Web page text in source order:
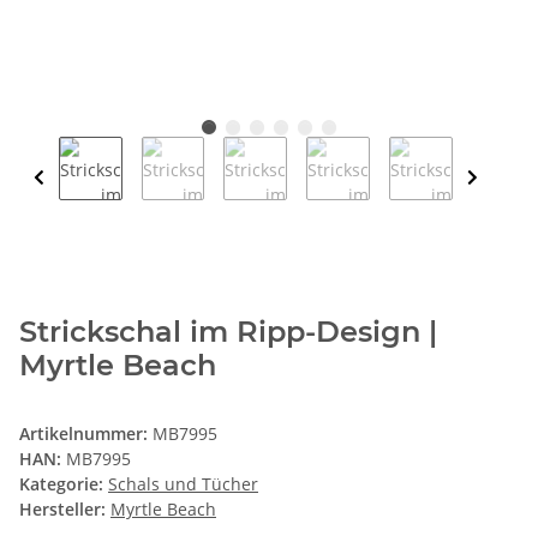
Strickschal im Ripp-Design |
Myrtle Beach
Artikelnummer: MB7995
HAN: MB7995
Kategorie: Schals und Tücher
Hersteller: Myrtle Beach